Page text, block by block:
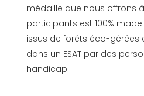
médaille que nous offrons
participants est 100% made
issus de forêts éco-gérées
dans un ESAT par des
handicap.